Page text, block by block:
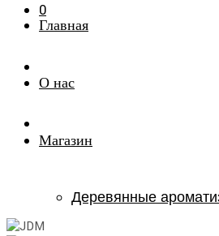
0
Главная
О нас
Магазин
Деревянные